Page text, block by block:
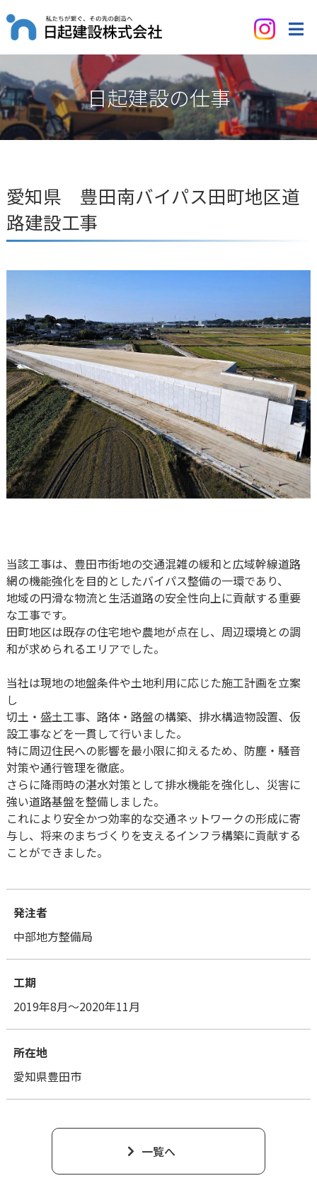
日起建設の仕事
愛知県 豊田南バイパス田町地区道
路建設工事
当該工事は、豊田市街地の交通混雑の緩和と広域幹線道路
網の機能強化を目的としたバイパス整備の一環であり、
地域の円滑な物流と生活道路の安全性向上に貢献する重要
な工事です。
田町地区は既存の住宅地や農地が点在し、周辺環境との調
和が求められるエリアでした。
当社は現地の地盤条件や土地利用に応じた施工計画を立案
し
切土・盛土工事、路体・路盤の構築、排水構造物設置、仮
設工事などを一貫して行いました。
特に周辺住民への影響を最小限に抑えるため、防塵・騒音
対策や通行管理を徹底。
さらに降雨時の湛水対策として排水機能を強化し、災害に
強い道路基盤を整備しました。
これにより安全かつ効率的な交通ネットワークの形成に寄
与し、将来のまちづくりを支えるインフラ構築に貢献する
ことができました。
発注者
中部地方整備局
工期
2019年8月～2020年11月
所在地
愛知県豊田市
一覧へ